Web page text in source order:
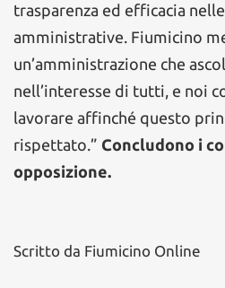
trasparenza ed efficacia
amministrative. Fiumicino
un’amministrazione che
nell’interesse di tutti, e noi
lavorare affinché questo
rispettato.” Concludono i
opposizione.
Scritto da Fiumicino Online